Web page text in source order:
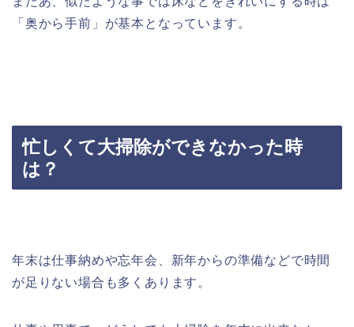
「奥から手前」が基本となっています。
忙しくて大掃除ができなかった時
は？
年末は仕事納めや忘年会、新年からの準備などで時間
が足りない場合も多くあります。